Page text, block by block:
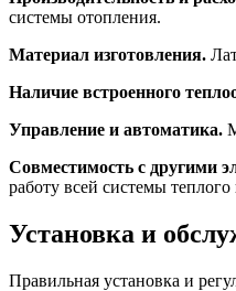
системы отопления.
Материал изготовления.
Наличие встроенного
Управление и автоматика.
Совместимость с другими
работу всей системы теплого
Установка и
Правильная установка и